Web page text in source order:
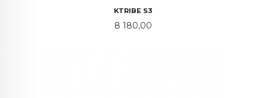
KTRIBE S3
Pris
8 180,00